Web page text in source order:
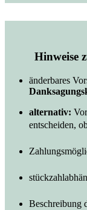
Hinweise
änderbares
alternativ:
entscheiden,
Beschreibung